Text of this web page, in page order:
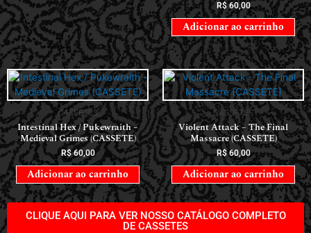
R$60,00
Adicionar ao carrinho
CASSETES
Intestinal Hex / Pukewraith –
Medieval Grimes (CASSETE)
R$60,00
Adicionar ao carrinho
CASSETES
Violent Attack – The Final
Massacre (CASSETE)
R$60,00
Adicionar ao carrinho
CLIQUE AQUI PARA VER NOSSO CATÁLOGO COMPLETO
DE CASSETES